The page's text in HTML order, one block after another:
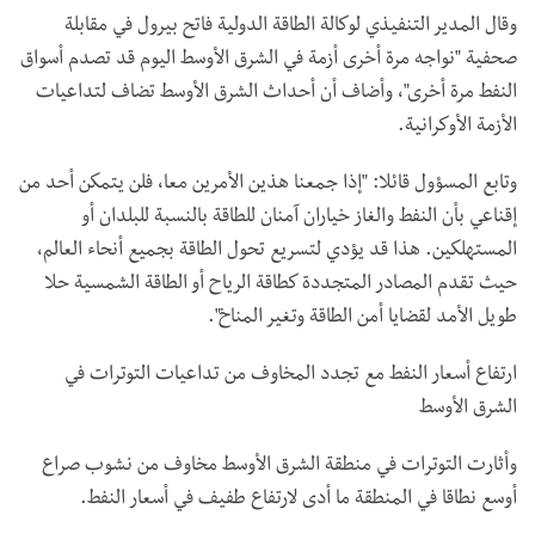
وقال المدير التنفيذي لوكالة الطاقة الدولية فاتح بيرول في مقابلة
صحفية "نواجه مرة أخرى أزمة في الشرق الأوسط اليوم قد تصدم أسواق
النفط مرة أخرى"، وأضاف أن أحداث الشرق الأوسط تضاف لتداعيات
الأزمة الأوكرانية.
وتابع المسؤول قائلا: "إذا جمعنا هذين الأمرين معا، فلن يتمكن أحد من
إقناعي بأن النفط والغاز خياران آمنان للطاقة بالنسبة للبلدان أو
المستهلكين. هذا قد يؤدي لتسريع تحول الطاقة بجميع أنحاء العالم،
حيث تقدم المصادر المتجددة كطاقة الرياح أو الطاقة الشمسية حلا
طويل الأمد لقضايا أمن الطاقة وتغير المناخ".
ارتفاع أسعار النفط مع تجدد المخاوف من تداعيات التوترات في
الشرق الأوسط
وأثارت التوترات في منطقة الشرق الأوسط مخاوف من نشوب صراع
أوسع نطاقا في المنطقة ما أدى لارتفاع طفيف في أسعار النفط.